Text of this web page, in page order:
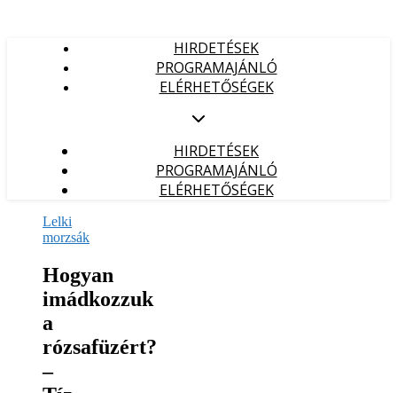
HIRDETÉSEK
PROGRAMAJÁNLÓ
ELÉRHETŐSÉGEK
HIRDETÉSEK
PROGRAMAJÁNLÓ
ELÉRHETŐSÉGEK
Lelki
morzsák
Hogyan
imádkozzuk
a
rózsafüzért?
–